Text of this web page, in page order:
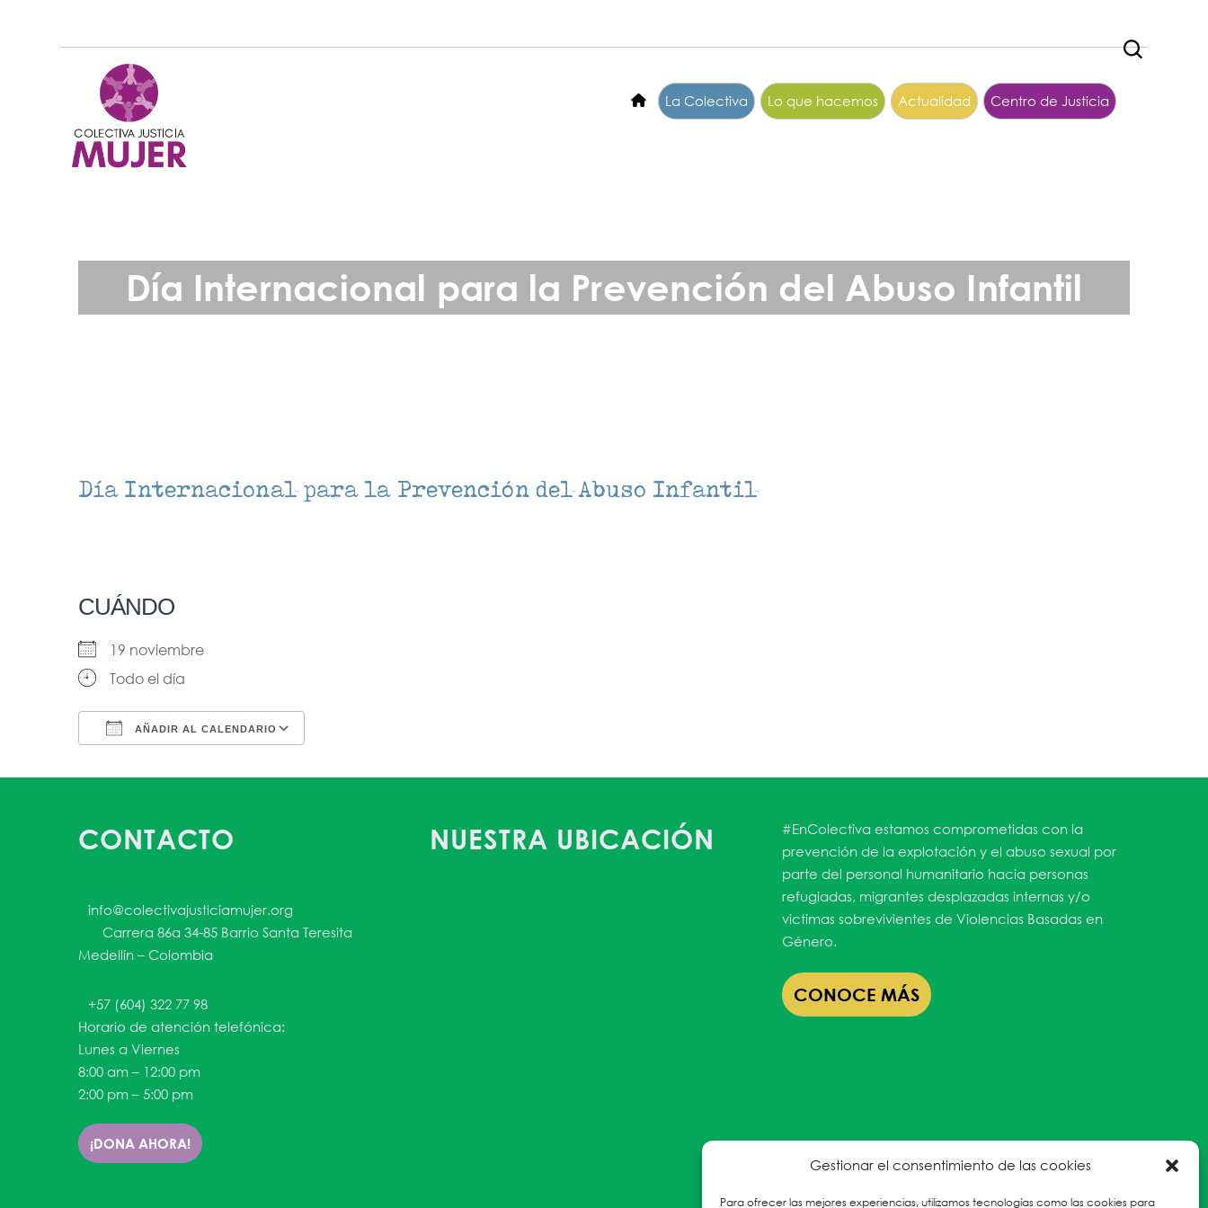
Gestionar el consentimiento de las cookies
Para ofrecer las mejores experiencias, utilizamos tecnologías como las cookies para
La Colectiva Lo que hacemos Actualidad Centro de Justicia
Día Internacional para la Prevención del Abuso Infantil
Día Internacional para la Prevención del Abuso Infantil
CUÁNDO
19 noviembre
Todo el día
AÑADIR AL CALENDARIO
CONTACTO
info@colectivajusticiamujer.org
Carrera 86a 34-85 Barrio Santa Teresita
Medellín – Colombia
+57 (604) 322 77 98
Horario de atención telefónica:
Lunes a Viernes
8:00 am – 12:00 pm
2:00 pm – 5:00 pm
¡DONA AHORA!
NUESTRA UBICACIÓN
#EnColectiva estamos comprometidas con la
prevención de la explotación y el abuso sexual por
parte del personal humanitario hacia personas
refugiadas, migrantes desplazadas internas y/o
victimas sobrevivientes de Violencias Basadas en
Género.
CONOCE MÁS